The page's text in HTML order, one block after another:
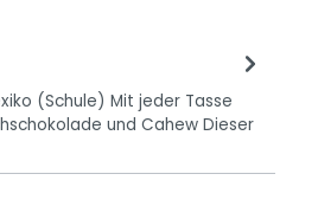
(Schule) Mit jeder Tasse
und Cahew Dieser